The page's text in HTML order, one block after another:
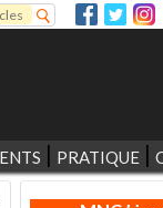
PRATIQUE